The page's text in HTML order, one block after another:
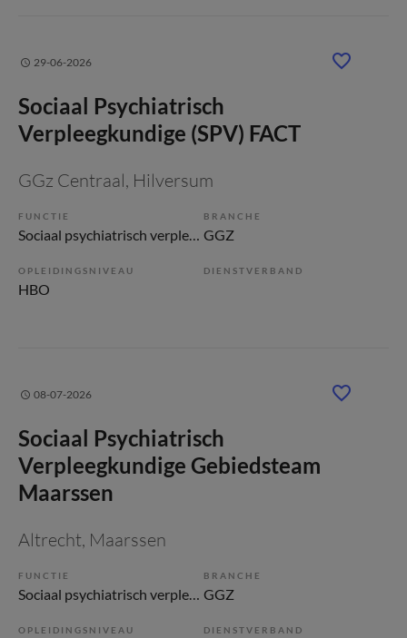
29-06-2026
Sociaal Psychiatrisch
Verpleegkundige (SPV) FACT
GGz Centraal, Hilversum
FUNCTIE BRANCHE
GGZ
OPLEIDINGSNIVEAU
HBO
DIENSTVERBAND
08-07-2026
Sociaal Psychiatrisch
Verpleegkundige Gebiedsteam
Maarssen
Altrecht, Maarssen
FUNCTIE BRANCHE
GGZ
OPLEIDINGSNIVEAU DIENSTVERBAND